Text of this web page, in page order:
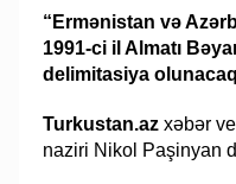
“Ermənistan və
1991-ci il Almatı
delimitasiya
Turkustan.azxəbər
naziri Nikol Paşinyan